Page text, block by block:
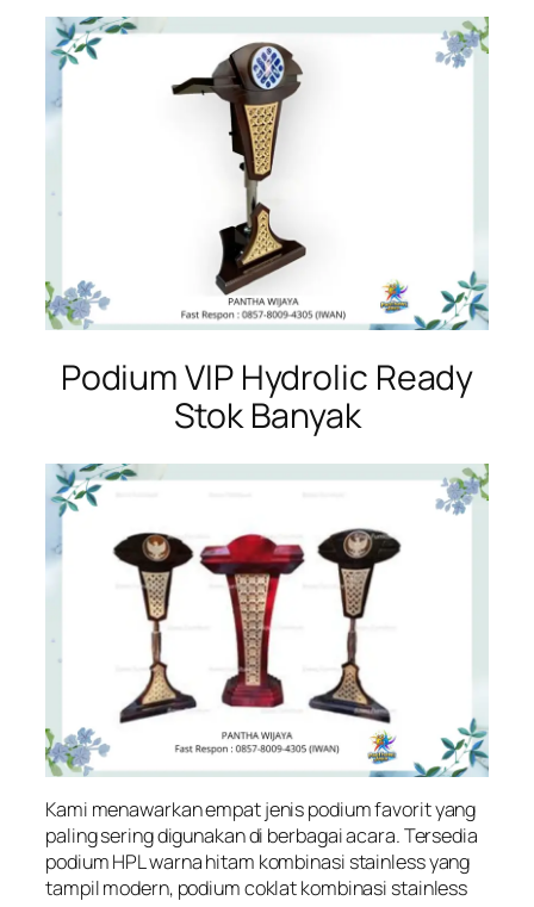
Podium VIP Hydrolic Ready
Stok Banyak
Kami menawarkan empat jenis podium favorit yang
paling sering digunakan di berbagai acara. Tersedia
podium HPL warna hitam kombinasi stainless yang
tampil modern, podium coklat kombinasi stainless